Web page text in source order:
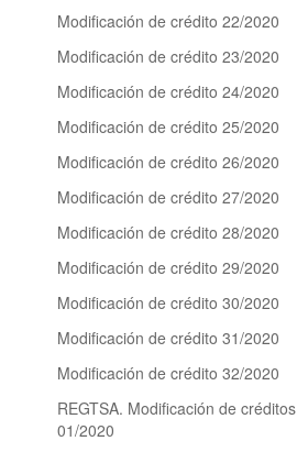
Modificación de crédito 22/2020
Modificación de crédito 23/2020
Modificación de crédito 24/2020
Modificación de crédito 25/2020
Modificación de crédito 26/2020
Modificación de crédito 27/2020
Modificación de crédito 28/2020
Modificación de crédito 29/2020
Modificación de crédito 30/2020
Modificación de crédito 31/2020
Modificación de crédito 32/2020
REGTSA. Modificación de créditos
01/2020